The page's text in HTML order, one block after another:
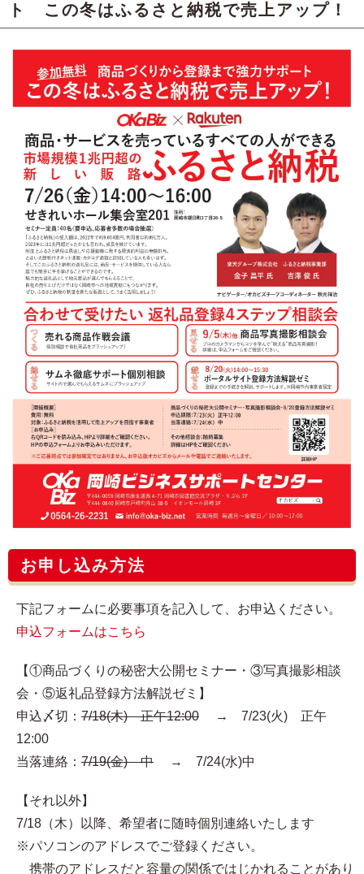
ト この冬はふるさと納税で売上アップ！
お申し込み方法
下記フォームに必要事項を記入して、お申込ください。
申込フォームはこちら
【①商品づくりの秘密大公開セミナー・③写真撮影相談
会・⑤返礼品登録方法解説ゼミ】
申込〆切： 7/18(木) 正午12:00 → 7/23(火) 正午
12:00
当落連絡： 7/19(金) 中 → 7/24(水)中
【それ以外】
7/18（木）以降、希望者に随時個別連絡いたします
※パソコンのアドレスでご登録ください。
携帯のアドレスだと容量の関係ではじかれることがあり